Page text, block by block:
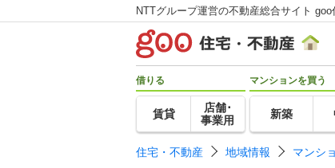
NTTグループ運営の不動産総合サイト goo
借りる
賃貸
店舗･
事業用
マンションを買う
新築
住宅・不動産 地域情報 マンシ